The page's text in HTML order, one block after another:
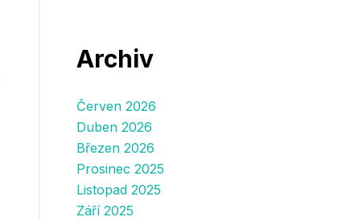
Archiv
Červen 2026
Duben 2026
Březen 2026
Prosinec 2025
Listopad 2025
Září 2025